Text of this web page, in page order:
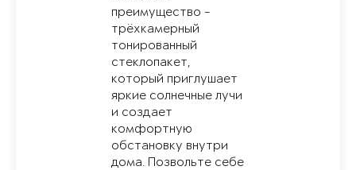
преимущество -
трёхкамерный
тонированный
стеклопакет,
который приглушает
яркие солнечные лучи
и создает
комфортную
обстановку внутри
дома. Позвольте себе